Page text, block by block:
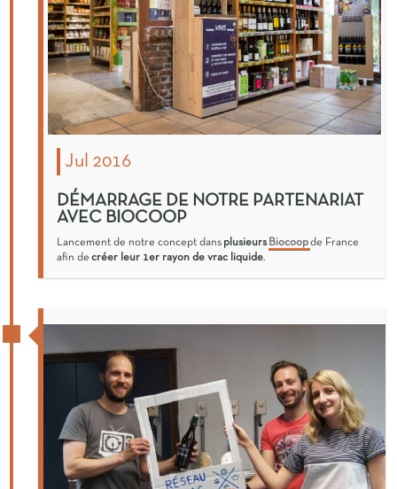
Jul 2016
DÉMARRAGE DE NOTRE PARTENARIAT
AVEC BIOCOOP
Lancement de notre concept dans plusieurs Biocoopde France
afin de créer leur 1er rayon de vrac liquide.